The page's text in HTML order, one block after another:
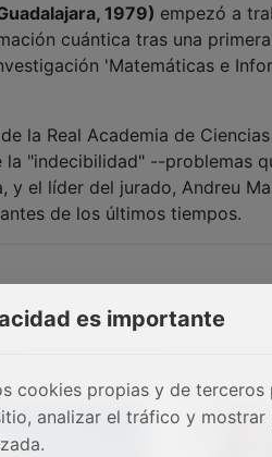
1979) empezó a
cuántica tras una
'Matemáticas e
la Real Academia de
"indecibilidad" --problemas
el líder del jurado, Andreu
de los últimos tiempos.
es importante
cookies propias y de terceros
analizar el tráfico y mostrar